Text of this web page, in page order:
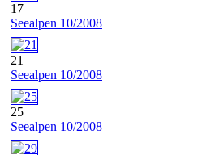
17
Seealpen 10/2008
21
Seealpen 10/2008
25
Seealpen 10/2008